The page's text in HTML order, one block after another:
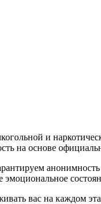
и
на основе
вас на каждом